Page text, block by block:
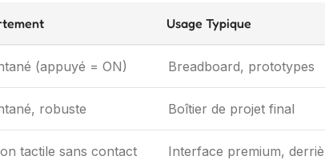
Usage Typique
(appuyé = ON) Breadboard, prototypes
robuste Boîtier de projet final
tactile sans contact Interface premium,